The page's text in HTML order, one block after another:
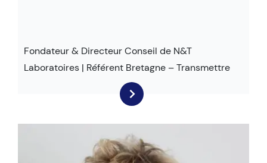
Fondateur & Directeur Conseil de N&T
Laboratoires | Référent Bretagne – Transmettre